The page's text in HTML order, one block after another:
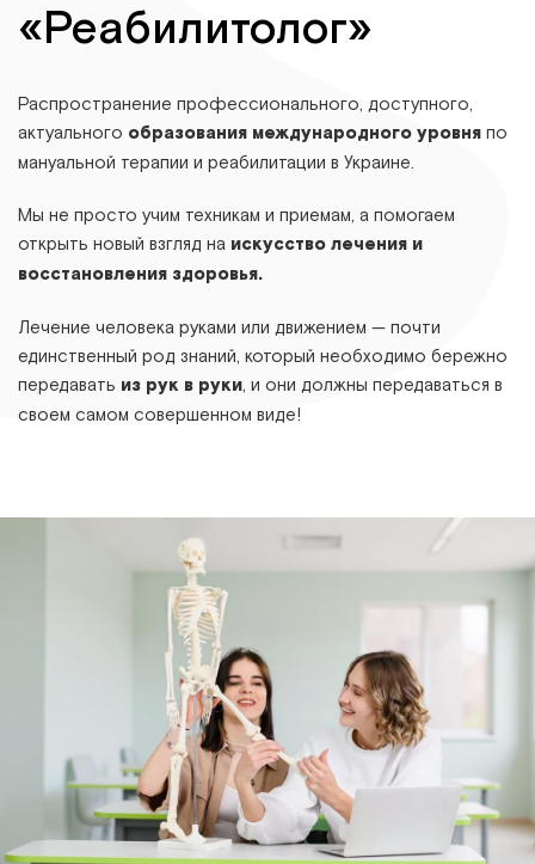
«Реабилитолог»
Распространение профессионального, доступного,
актуального образования международного уровня по
мануальной терапии и реабилитации в Украине.
Мы не просто учим техникам и приемам, а помогаем
открыть новый взгляд на искусство лечения и
восстановления здоровья.
Лечение человека руками или движением — почти
единственный род знаний, который необходимо бережно
передавать из рук в руки, и они должны передаваться в
своем самом совершенном виде!